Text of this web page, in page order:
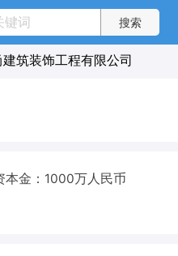
筑装饰工程有限公司
本金：1000万人民币